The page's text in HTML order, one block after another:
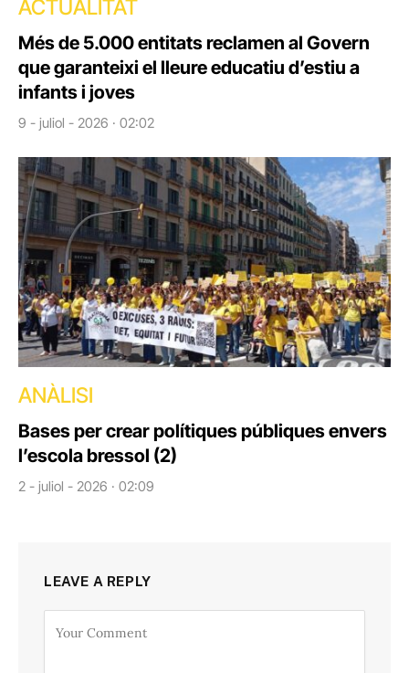
ACTUALITAT
Més de 5.000 entitats reclamen al Govern
que garanteixi el lleure educatiu d’estiu a
infants i joves
9 - juliol - 2026 · 02:02
ANÀLISI
Bases per crear polítiques públiques envers
l’escola bressol (2)
2 - juliol - 2026 · 02:09
LEAVE A REPLY